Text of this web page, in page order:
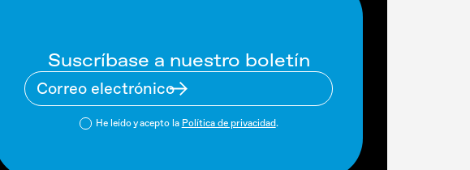
Suscríbase a nuestro boletín
He leído y acepto la Política de privacidad.